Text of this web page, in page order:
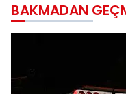
BAKMADAN